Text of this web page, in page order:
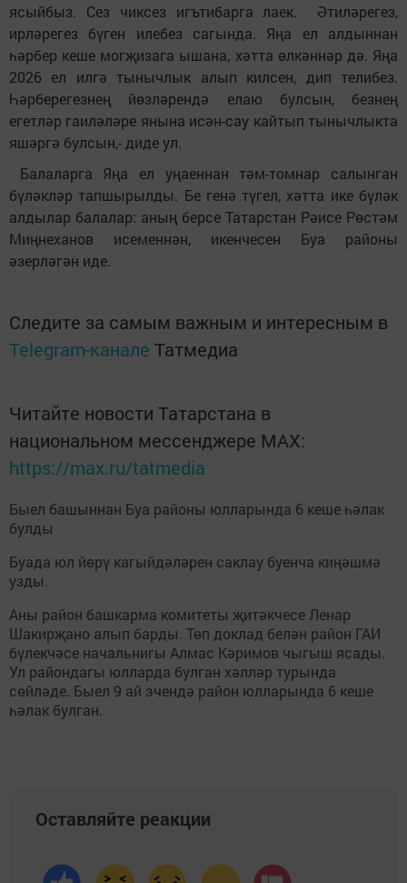
ясыйбыз. Сез чиксез игътибарга лаек. Әтиләрегез,
ирләрегез бүген илебез сагында. Яңа ел алдыннан
һәрбер кеше могҗизага ышана, хәтта өлкәннәр дә. Яңа
2026 ел илгә тынычлык алып килсен, дип телибез.
Һәрберегезнең йөзләрендә елаю булсын, безнең
егетләр гаиләләре янына исән-сау кайтып тынычлыкта
яшәргә булсын,- диде ул.
Балаларга Яңа ел уңаеннан тәм-томнар салынган
бүләкләр тапшырылды. Бе генә түгел, хәтта ике бүләк
алдылар балалар: аның берсе Татарстан Рәисе Рөстәм
Миңнеханов исеменнән, икенчесен Буа районы
әзерләгән иде.
Следите за самым важным и интересным в
Telegram-канале Татмедиа
Читайте новости Татарстана в
национальном мессенджере MАХ:
https://max.ru/tatmedia
Быел башыннан Буа районы юлларында 6 кеше һәлак
булды
Буада юл йөрү кагыйдәләрен саклау буенча киңәшмә
узды.
Аны район башкарма комитеты җитәкчесе Ленар
Шакирҗано алып барды. Төп доклад белән район ГАИ
бүлекчәсе начальнигы Алмас Кәримов чыгыш ясады.
Ул райондагы юлларда булган хәлләр турында
сөйләде. Быел 9 ай эчендә район юлларында 6 кеше
һәлак булган.
Оставляйте реакции